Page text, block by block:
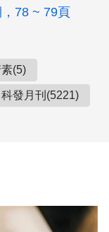
78 ~ 79頁
(5)
科發月刊(5221)